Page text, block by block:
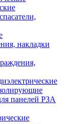
накладки
панелей РЗА